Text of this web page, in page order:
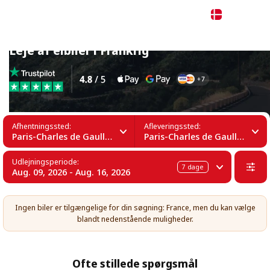
Leje af elbiler i Frankrig
Afhentningssted:
Paris-Charles de Gaulle Lufthavn (CDG)
Afleveringssted:
Paris-Charles de Gaulle Lufthavn (CDG)
Udlejningsperiode:
Aug. 09, 2026 - Aug. 16, 2026 7 dage
Ingen biler er tilgængelige for din søgning: France, men du kan vælge
blandt nedenstående muligheder.
Ofte stillede spørgsmål